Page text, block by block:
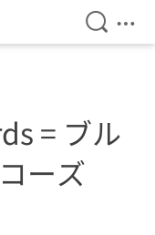
Open
= ブル
ーズ